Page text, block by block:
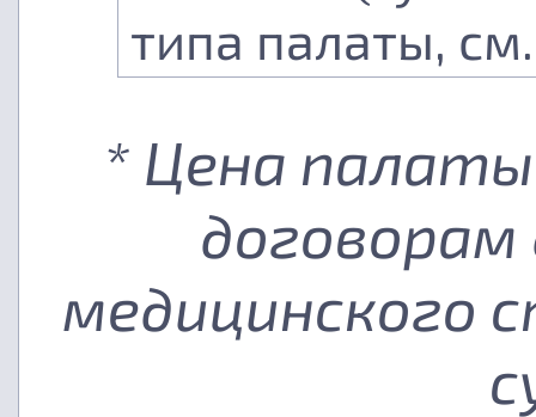
типа палаты,
* Цена
договорам
медицинского